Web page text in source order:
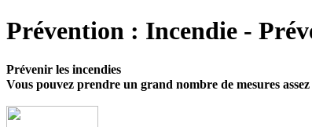
Prévention : Incendie -
Prévenir les incendies
Vous pouvez prendre un grand nombre de mesures